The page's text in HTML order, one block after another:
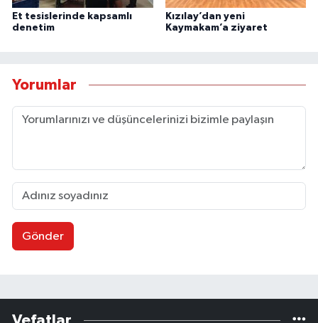
Et tesislerinde kapsamlı
denetim
Kızılay’dan yeni
Kaymakam’a ziyaret
Yorumlar
Gönder